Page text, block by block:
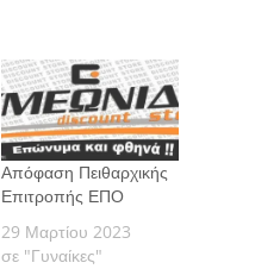
Απόφαση Πειθαρχικής
Επιτροπής ΕΠΟ
29 Μαρτίου 2023
σε "Γυναίκες"